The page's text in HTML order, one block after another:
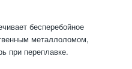
бесперебойное
металлоломом,
при переплавке.